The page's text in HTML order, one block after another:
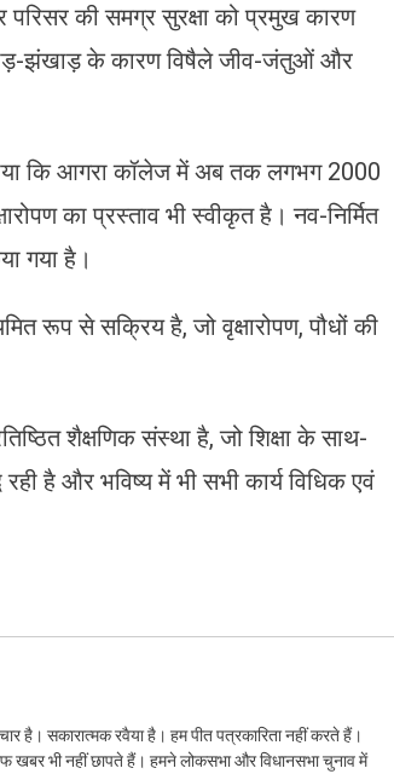
परिसर की समग्र सुरक्षा को प्रमुख कारण
झाड़-झंखाड़ के कारण विषैले जीव-जंतुओं और
कि आगरा कॉलेज में अब तक लगभग 2000
का प्रस्ताव भी स्वीकृत है। नव-निर्मित
गया है।
रूप से सक्रिय है, जो वृक्षारोपण, पौधों की
शैक्षणिक संस्था है, जो शिक्षा के साथ-
है और भविष्य में भी सभी कार्य विधिक एवं
है। सकारात्मक रवैया है। हम पीत पत्रकारिता नहीं करते हैं।
खबर भी नहीं छापते हैं। हमने लोकसभा और विधानसभा चुनाव में